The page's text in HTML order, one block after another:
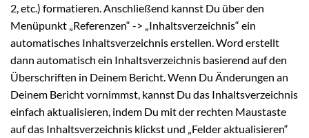
2, etc.) formatieren. Anschließend kannst Du über den
Menüpunkt „Referenzen“ -> „Inhaltsverzeichnis“ ein
automatisches Inhaltsverzeichnis erstellen. Word erstellt
dann automatisch ein Inhaltsverzeichnis basierend auf den
Überschriften in Deinem Bericht. Wenn Du Änderungen an
Deinem Bericht vornimmst, kannst Du das Inhaltsverzeichnis
einfach aktualisieren, indem Du mit der rechten Maustaste
auf das Inhaltsverzeichnis klickst und „Felder aktualisieren“